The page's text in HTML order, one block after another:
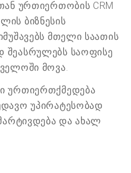
ურთიერთობის CRM
ბიზნესის
მთელი საათის
შეასრულებს საოფისე
მოვა.
ურთიერთქმედება
უპირატესობად
და ახალ